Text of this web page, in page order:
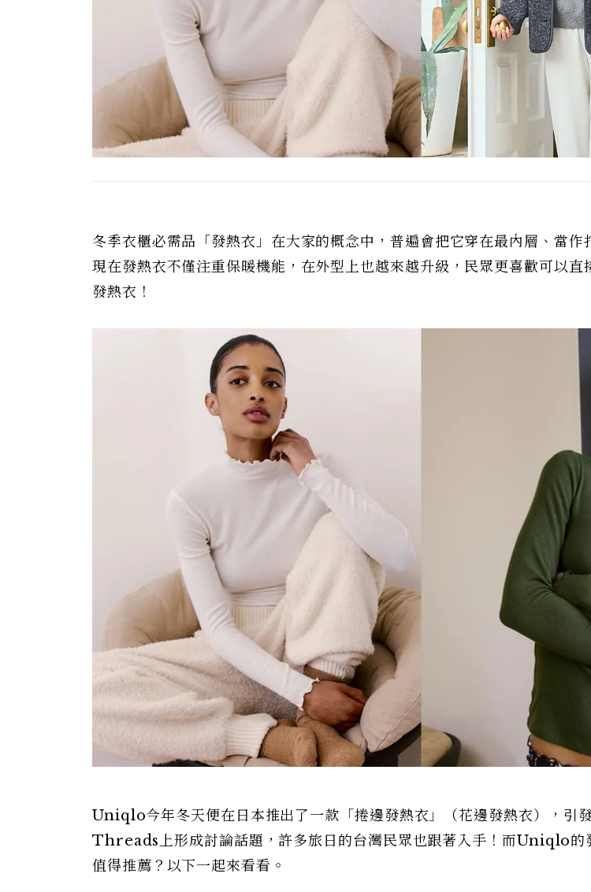
冬季衣櫃必需品「發熱衣」在大家的概念中，普遍會把它穿在最內層、當作
現在發熱衣不僅注重保暖機能，在外型上也越來越升級，民眾更喜歡可以直
發熱衣！
Uniqlo今年冬天便在日本推出了一款「捲邊發熱衣」（花邊發熱衣），引
Threads上形成討論話題，許多旅日的台灣民眾也跟著入手！而Uniqlo的
值得推薦？以下一起來看看。